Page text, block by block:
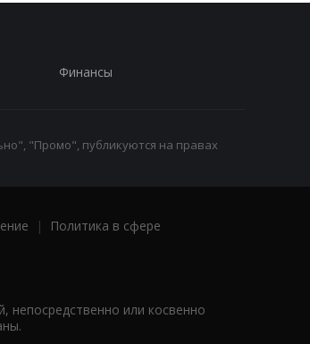
Финансы
"Промо", публикуются на правах
|
Политика в сфере
или косвенно